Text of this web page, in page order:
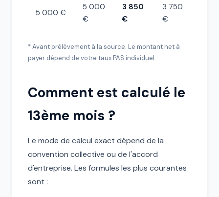
5 000 €
5 000
€
3 850
€
3 750
€
* Avant prélèvement à la source. Le montant net à
payer dépend de votre taux PAS individuel.
Comment est calculé le
13ème mois ?
Le mode de calcul exact dépend de la
convention collective ou de l'accord
d'entreprise. Les formules les plus courantes
sont :